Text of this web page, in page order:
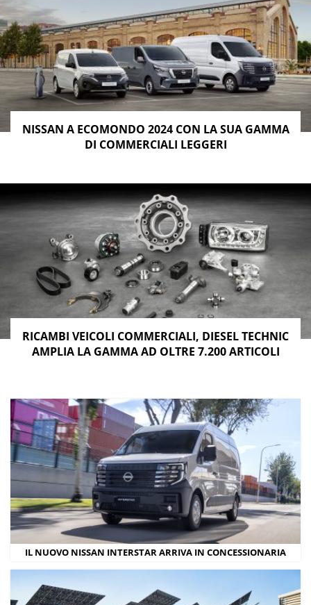
NISSAN A ECOMONDO 2024 CON LA SUA GAMMA
DI COMMERCIALI LEGGERI
RICAMBI VEICOLI COMMERCIALI, DIESEL TECHNIC
AMPLIA LA GAMMA AD OLTRE 7.200 ARTICOLI
IL NUOVO NISSAN INTERSTAR ARRIVA IN CONCESSIONARIA